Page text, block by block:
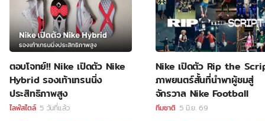
ตอบโจทย์!! Nike เปิดตัว Nike
Hybrid รองเท้าเทรนนิ่ง
ประสิทธิภาพสูง
ไลฟ์สไตล์ 5 วันที่แล้ว
Nike เปิดตัว Rip the
ภาพยนตร์สั้นที่นำพาผู้ชมสู่
จักรวาล Nike Football
ทีมชาติ 5 มิ.ย. 69